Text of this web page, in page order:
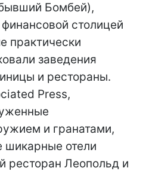
Бомбей),
столицей
практически
заведения
и рестораны.
Press,
и гранатами,
шикарные отели
ресторан Леопольд и